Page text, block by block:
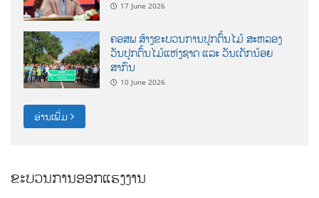
17 June 2026
ຄອສພ ສ້າງຂະບວນການປູກຕົ້ນໄມ້ ສະຫລອງ
ວັນປູກຕົ້ນໄມ້ແຫ່ງຊາດ ແລະ ວັນເດັກນ້ອຍ
ສາກົນ
10 June 2026
ອ່ານເພີ່ມ
ຂະບວນການອອກແຮງງານ